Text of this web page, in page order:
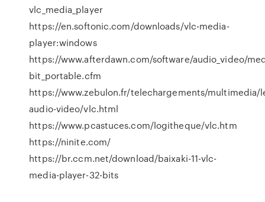
vlc_media_player
https://en.softonic.com/downloads/vlc-media-
player:windows
https://www.afterdawn.com/software/audio_video/
bit_portable.cfm
https://www.zebulon.fr/telechargements/multimedia/
audio-video/vlc.html
https://www.pcastuces.com/logitheque/vlc.htm
https://ninite.com/
https://br.ccm.net/download/baixaki-11-vlc-
media-player-32-bits